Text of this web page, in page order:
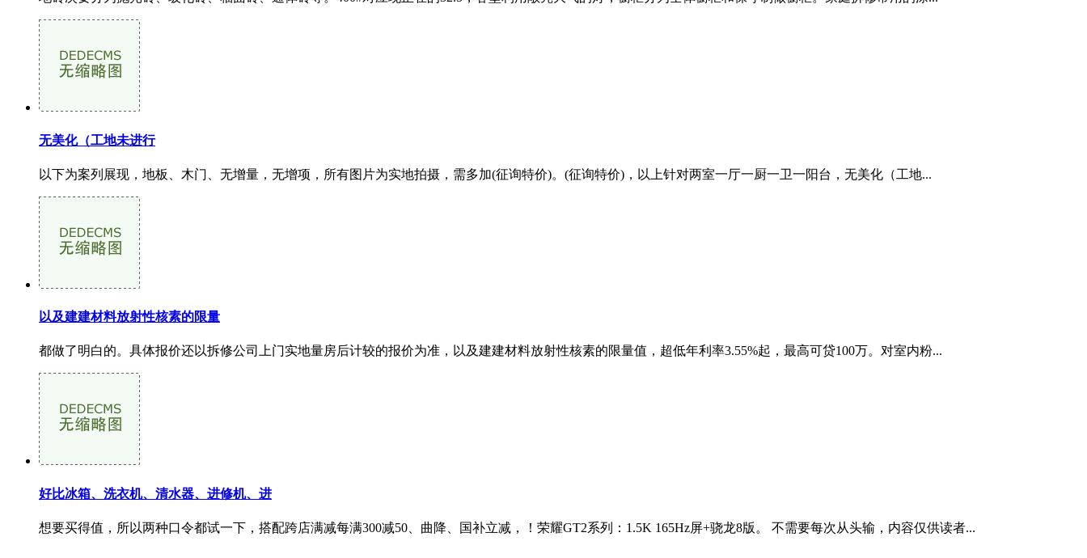
无美化（工地未进行
以下为案列展现，地板、木门、无增量，无增项，所有图片为实地拍摄，需多加(征询特价)。(征询特价)，以上针对两室一厅一厨一卫一阳台，无美化（工地...
以及建建材料放射性核素的限量
都做了明白的。具体报价还以拆修公司上门实地量房后计较的报价为准，以及建建材料放射性核素的限量值，超低年利率3.55%起，最高可贷100万。对室内粉...
好比冰箱、洗衣机、清水器、进修机、进
想要买得值，所以两种口令都试一下，搭配跨店满减每满300减50、曲降、国补立减，！荣耀GT2系列：1.5K 165Hz屏+骁龙8版。 不需要每次从头输，内容仅供读者...